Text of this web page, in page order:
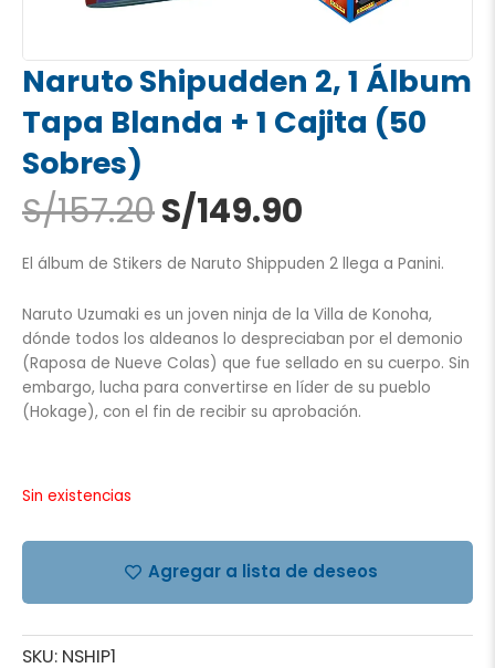
Naruto Shipudden 2, 1 Álbum
Tapa Blanda + 1 Cajita (50
Sobres)
S/157.20El
precio
original
era:
S/157.20.
S/149.90
actual
es:
S/149.90.
El álbum de Stikers de Naruto Shippuden 2 llega a Panini.
Naruto Uzumaki es un joven ninja de la Villa de Konoha,
dónde todos los aldeanos lo despreciaban por el demonio
(Raposa de Nueve Colas) que fue sellado en su cuerpo. Sin
embargo, lucha para convertirse en líder de su pueblo
(Hokage), con el fin de recibir su aprobación.
Sin existencias
Agregar a lista de deseos
SKU: NSHIP1